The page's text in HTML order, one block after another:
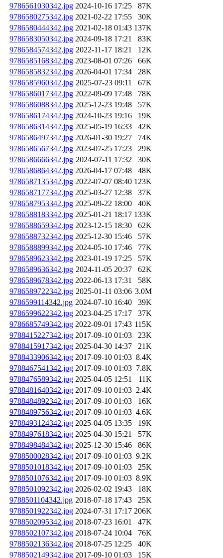
9786561030342.jpg 2024-10-16 17:25
87K
9786580275342.jpg 2021-02-22 17:55
30K
9786580444342.jpg 2021-02-18 01:43 137K
9786583050342.jpg 2024-09-18 17:21
83K
9786584574342.jpg 2022-11-17 18:21
12K
9786585168342.jpg 2023-08-01 07:26
66K
9786585832342.jpg 2026-04-01 17:34
28K
9786585960342.jpg 2025-07-23 09:11
67K
9786586017342.jpg 2022-09-09 17:48
78K
9786586088342.jpg 2025-12-23 19:48
57K
9786586174342.jpg 2024-10-23 19:16
19K
9786586314342.jpg 2025-05-19 16:33
42K
9786586497342.jpg 2026-01-30 19:27
74K
9786586567342.jpg 2023-07-25 17:23
29K
9786586666342.jpg 2024-07-11 17:32
30K
9786586864342.jpg 2026-04-17 07:48
48K
9786587135342.jpg 2022-07-07 08:40 123K
9786587177342.jpg 2025-03-27 12:38
37K
9786587953342.jpg 2025-09-22 18:00
40K
9786588183342.jpg 2025-01-21 18:17 133K
9786588659342.jpg 2023-12-15 18:30
62K
9786588732342.jpg 2025-12-30 15:46
57K
9786588899342.jpg 2024-05-10 17:46
77K
9786589623342.jpg 2023-01-19 17:25
57K
9786589636342.jpg 2024-11-05 20:37
62K
9786589678342.jpg 2022-06-13 17:31
58K
9786589722342.jpg 2025-01-11 03:06 3.0M
9786599114342.jpg 2024-07-10 16:40
39K
9786599622342.jpg 2023-04-25 17:17
37K
9786685749342.jpg 2022-09-01 17:43 115K
9788415227342.jpg 2017-09-10 01:03
23K
9788415917342.jpg 2025-04-30 14:37
21K
9788433906342.jpg 2017-09-10 01:03 8.4K
9788467541342.jpg 2017-09-10 01:03 7.8K
9788476589342.jpg 2025-04-05 12:51
11K
9788481640342.jpg 2017-09-10 01:03 2.4K
9788484892342.jpg 2017-09-10 01:03
16K
9788489756342.jpg 2017-09-10 01:03 4.6K
9788493124342.jpg 2025-04-05 13:35
19K
9788497618342.jpg 2025-04-30 15:21
57K
9788498484342.jpg 2025-12-30 15:46
86K
9788500028342.jpg 2017-09-10 01:03 9.2K
9788501018342.jpg 2017-09-10 01:03
25K
9788501076342.jpg 2017-09-10 01:03 8.9K
9788501092342.jpg 2026-02-02 19:43
18K
9788501104342.jpg 2018-07-18 17:43
25K
9788501922342.jpg 2024-07-31 17:17 206K
9788502095342.jpg 2018-07-23 16:01
47K
9788502107342.jpg 2018-07-24 10:04
76K
9788502136342.jpg 2018-07-25 12:25
40K
9788502149342.jpg 2017-09-10 01:03 15K